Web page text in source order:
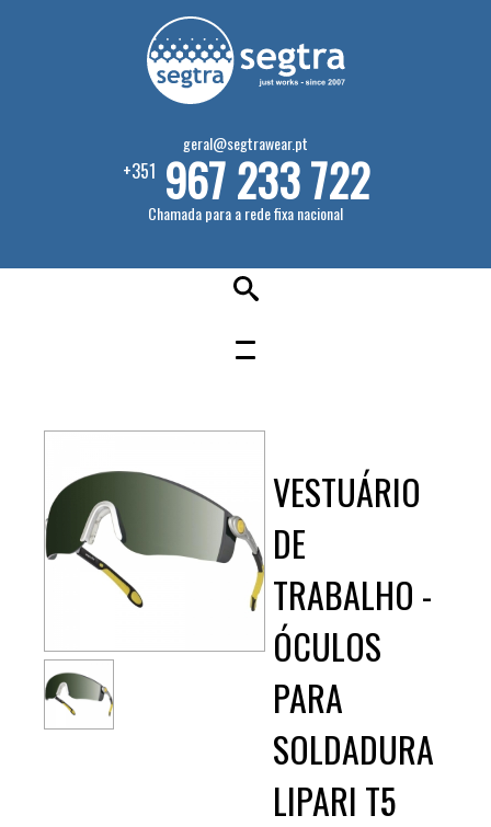
geral@segtrawear.pt
+351 967 233 722
Chamada para a rede fixa nacional
VESTUÁRIO
DE
TRABALHO -
ÓCULOS
PARA
SOLDADURA
LIPARI T5